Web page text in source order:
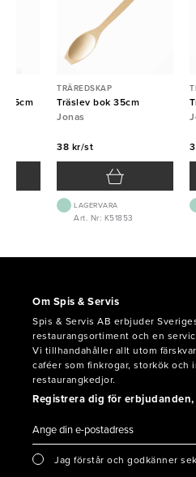
25cm
TRÄREDSKAP
Träslev bok 35cm
Jonas
38 kr/st
LAGERVARA
Art. Nr: K51853
Om Spis & Servis
Spis & Servis AB erbjuder
restaurangsortiment och en
Vi tillhandahåller allt utom
caféer som finkrogar, storkök
restaurangkedjor.
Registrera dig för
Jag förstår och godkänner